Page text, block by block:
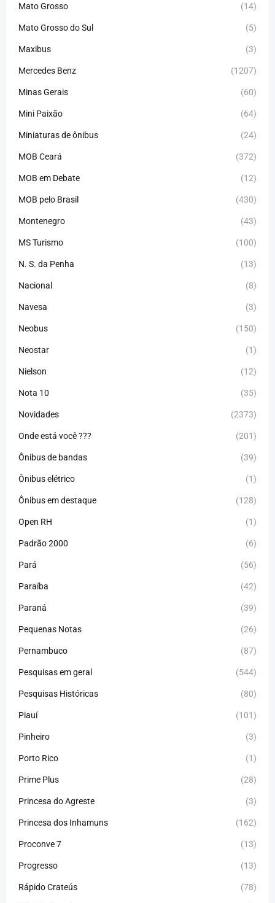
Mato Grosso (14)
Mato Grosso do Sul (5)
Maxibus (3)
Mercedes Benz (1207)
Minas Gerais (60)
Mini Paixão (64)
Miniaturas de ônibus (24)
MOB Ceará (372)
MOB em Debate (12)
MOB pelo Brasil (430)
Montenegro (43)
MS Turismo (100)
N. S. da Penha (13)
Nacional (8)
Navesa (3)
Neobus (150)
Neostar (1)
Nielson (12)
Nota 10 (35)
Novidades (2373)
Onde está você ??? (201)
Ônibus de bandas (39)
Ônibus elétrico (1)
Ônibus em destaque (128)
Open RH (1)
Padrão 2000 (6)
Pará (56)
Paraíba (42)
Paraná (39)
Pequenas Notas (26)
Pernambuco (87)
Pesquisas em geral (544)
Pesquisas Históricas (80)
Piauí (101)
Pinheiro (3)
Porto Rico (1)
Prime Plus (28)
Princesa do Agreste (3)
Princesa dos Inhamuns (162)
Proconve 7 (13)
Progresso (13)
Rápido Crateús (78)